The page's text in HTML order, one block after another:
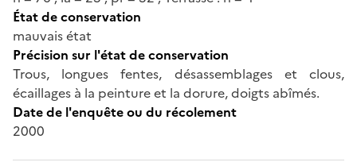
État de conservation
mauvais état
Précision sur l'état de conservation
Trous, longues fentes, désassemblages et clous,
écaillages à la peinture et la dorure, doigts abîmés.
Date de l'enquête ou du récolement
2000